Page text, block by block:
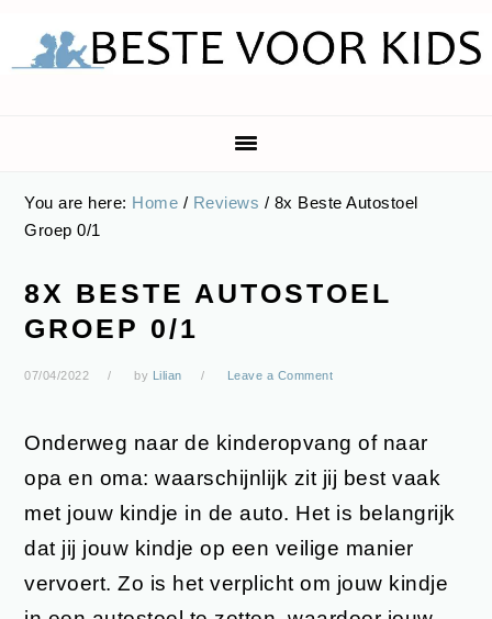
You are here: Home / Reviews / 8x Beste Autostoel
Groep 0/1
8X BESTE AUTOSTOEL
GROEP 0/1
07/04/2022 by Lilian Leave a Comment
Onderweg naar de kinderopvang of naar
opa en oma: waarschijnlijk zit jij best vaak
met jouw kindje in de auto. Het is belangrijk
dat jij jouw kindje op een veilige manier
vervoert. Zo is het verplicht om jouw kindje